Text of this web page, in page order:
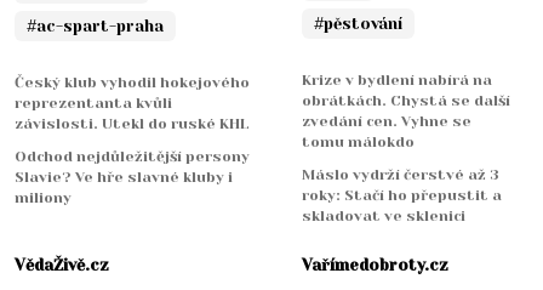
#ac-spart-praha
Český klub vyhodil hokejového
reprezentanta kvůli
závislosti. Utekl do ruské KHL
Odchod nejdůležitější persony
Slavie? Ve hře slavné kluby i
miliony
#pěstování
Krize v bydlení nabírá na
obrátkách. Chystá se další
zvedání cen. Vyhne se
tomu málokdo
Máslo vydrží čerstvé až 3
roky: Stačí ho přepustit a
skladovat ve sklenici
VědaŽivě.cz
Vařímedobroty.cz